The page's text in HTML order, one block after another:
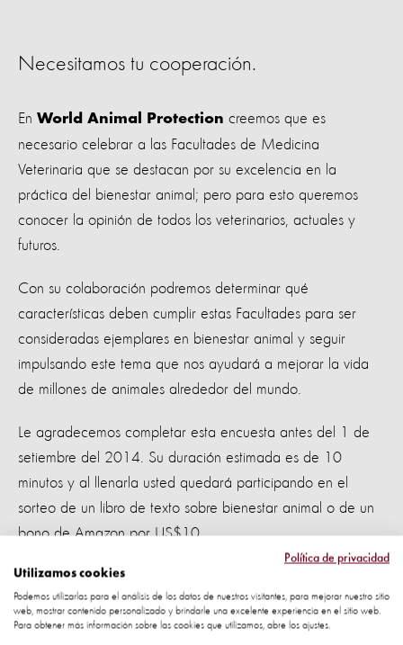
Necesitamos tu cooperación.
En World Animal Protection creemos que es
necesario celebrar a las Facultades de Medicina
Veterinaria que se destacan por su excelencia en la
práctica del bienestar animal; pero para esto queremos
conocer la opinión de todos los veterinarios, actuales y
futuros.
Con su colaboración podremos determinar qué
características deben cumplir estas Facultades para ser
consideradas ejemplares en bienestar animal y seguir
impulsando este tema que nos ayudará a mejorar la vida
de millones de animales alrededor del mundo.
Le agradecemos completar esta encuesta antes del 1 de
setiembre del 2014. Su duración estimada es de 10
minutos y al llenarla usted quedará participando en el
sorteo de un libro de texto sobre bienestar animal o de un
bono de Amazon por US$10.
Seguramente usted ha escuchado que la Organización
Mundial de Sanidad Animal (OIE) pide que todo
veterinario (a) recién graduado (a) tenga una serie de
Política de privacidad
Utilizamos cookies
Podemos utilizarlas para el análisis de los datos de nuestros visitantes, para mejorar nuestro sitio
web, mostrar contenido personalizado y brindarle una excelente experiencia en el sitio web.
Para obtener más información sobre las cookies que utilizamos, abre los ajustes.